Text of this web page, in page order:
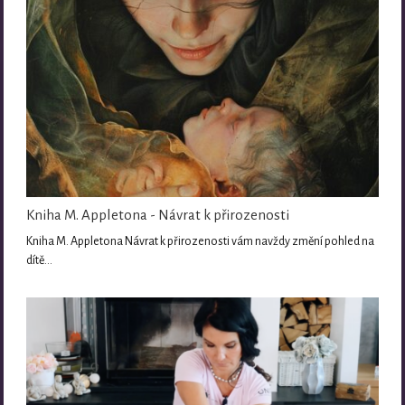
Kniha M. Appletona - Návrat k přirozenosti
Kniha M. Appletona Návrat k přirozenosti vám navždy změní pohled na
dítě…